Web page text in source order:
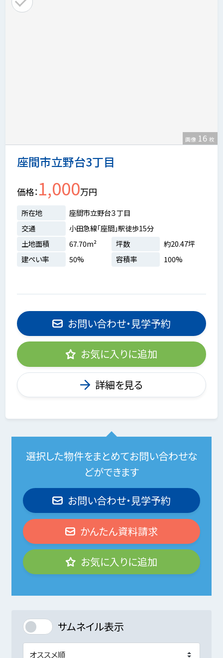
座間市立野台3丁目
画像 16 枚
価格 1,000万円
所在地
座間市立野台３丁目
交通
小田急線「座間」駅徒歩15分
土地面積
67.70m² 坪数
約20.47坪
建ぺい率
50% 容積率 100%
お問い合わせ・見学予約
お気に入りに追加
詳細を見る
選択した物件をまとめてお問い合わせな
どができます
お問い合わせ・見学予約
かんたん資料請求
お気に入りに追加
サムネイル表示